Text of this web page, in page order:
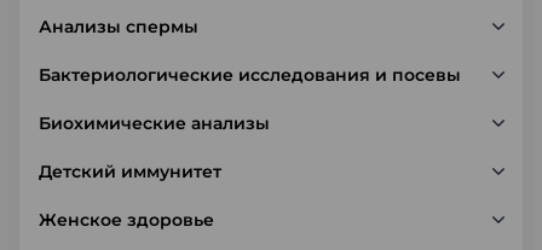
Анализы спермы
Бактериологические исследования и посевы
Биохимические анализы
Детский иммунитет
Женское здоровье